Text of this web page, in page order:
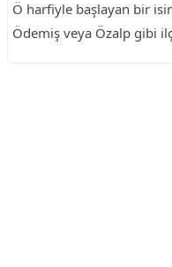
Ö harfiyle başlayan bir
Ödemiş veya Özalp gibi